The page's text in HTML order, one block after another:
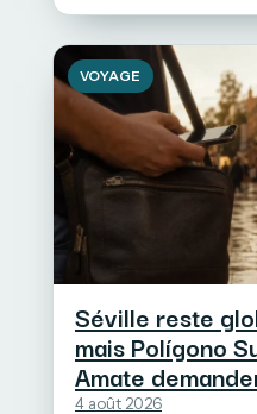
VOYAGE
Séville reste
mais Polígono
Amate
4 août 2026